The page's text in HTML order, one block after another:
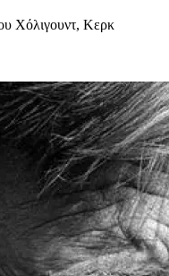
Χόλιγουντ, Κερκ